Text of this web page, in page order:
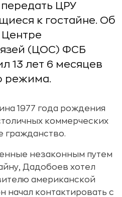
ЦРУ
к гостайне. Об
Центре
(ЦОС) ФСБ
13 лет 6 месяцев
режима.
1977 года рождения
коммерческих
гражданство.
незаконным путем
Дадобоев хотел
американской
начал контактировать с